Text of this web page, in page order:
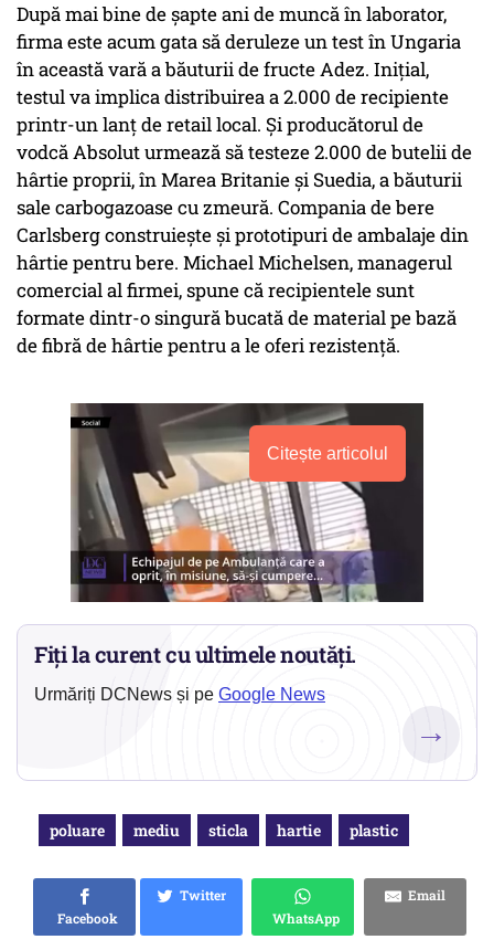
După mai bine de șapte ani de muncă în laborator,
firma este acum gata să deruleze un test în Ungaria
în această vară a băuturii de fructe Adez. Inițial,
testul va implica distribuirea a 2.000 de recipiente
printr-un lanț de retail local. Și producătorul de
vodcă Absolut urmează să testeze 2.000 de butelii de
hârtie proprii, în Marea Britanie și Suedia, a băuturii
sale carbogazoase cu zmeură. Compania de bere
Carlsberg construiește și prototipuri de ambalaje din
hârtie pentru bere. Michael Michelsen, managerul
comercial al firmei, spune că recipientele sunt
formate dintr-o singură bucată de material pe bază
de fibră de hârtie pentru a le oferi rezistență.
Citește articolul
Fiți la curent cu ultimele noutăți.
Urmăriți DCNews și pe Google News
→
poluare mediu sticla hartie plastic
Facebook
Twitter
WhatsApp
Email